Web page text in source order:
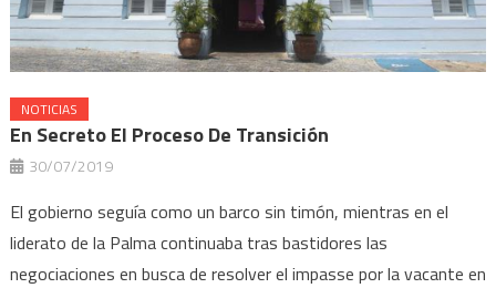
NOTICIAS
En Secreto El Proceso De Transición
30/07/2019
El gobierno seguía como un barco sin timón, mientras en el
liderato de la Palma continuaba tras bastidores las
negociaciones en busca de resolver el impasse por la vacante en